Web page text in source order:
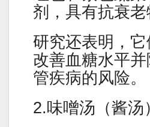
剂，具有抗衰老
研究还表明，
改善血糖水平并
管疾病的风险。
2.味噌汤（酱汤